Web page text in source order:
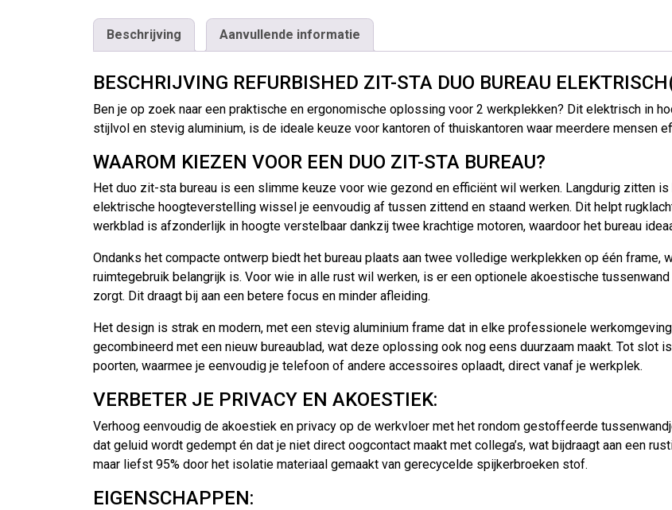
Beschrijving Aanvullende informatie
BESCHRIJVING REFURBISHED ZIT-STA DUO BUREAU
Ben je op zoek naar een praktische en ergonomische oplossing voor 2 werkplekken? Dit elektrisch in
stijlvol en stevig aluminium, is de ideale keuze voor kantoren of thuiskantoren waar meerdere mensen
WAAROM KIEZEN VOOR EEN DUO ZIT-STA BUREAU?
Het duo zit-sta bureau is een slimme keuze voor wie gezond en efficiënt wil werken. Langdurig zitten
elektrische hoogteverstelling wissel je eenvoudig af tussen zittend en staand werken. Dit helpt
werkblad is afzonderlijk in hoogte verstelbaar dankzij twee krachtige motoren, waardoor het bureau
Ondanks het compacte ontwerp biedt het bureau plaats aan twee volledige werkplekken op één frame,
ruimtegebruik belangrijk is. Voor wie in alle rust wil werken, is er een optionele akoestische
zorgt. Dit draagt bij aan een betere focus en minder afleiding.
Het design is strak en modern, met een stevig aluminium frame dat in elke professionele
gecombineerd met een nieuw bureaublad, wat deze oplossing ook nog eens duurzaam maakt. Tot slot
poorten, waarmee je eenvoudig je telefoon of andere accessoires oplaadt, direct vanaf je werkplek.
VERBETER JE PRIVACY EN AKOESTIEK:
Verhoog eenvoudig de akoestiek en privacy op de werkvloer met het rondom gestoffeerde
dat geluid wordt gedempt én dat je niet direct oogcontact maakt met collega’s, wat bijdraagt aan een
maar liefst 95% door het isolatie materiaal gemaakt van gerecycelde spijkerbroeken stof.
EIGENSCHAPPEN: